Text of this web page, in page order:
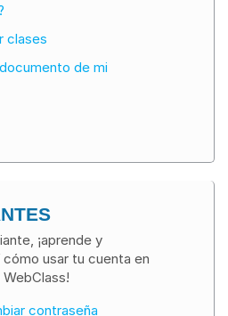
clases
de mi
¡aprende y
usar tu cuenta en
contraseña